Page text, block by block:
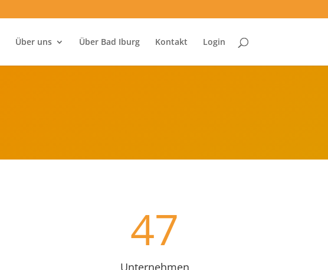
Über uns Über Bad Iburg Kontakt Login
47
Unternehmen